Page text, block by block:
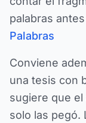
palabras
Palabras
Conviene
una tesis con
sugiere que
solo las pegó.